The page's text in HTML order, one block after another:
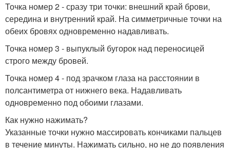
Точка номер 2 - сразу три точки: внешний край брови,
середина и внутренний край. На симметричные точки на
обеих бровях одновременно надавливать.
Точка номер 3 - выпуклый бугорок над переносицей
строго между бровей.
Точка номер 4 - под зрачком глаза на расстоянии в
полсантиметра от нижнего века. Надавливать
одновременно под обоими глазами.
Как нужно нажимать?
Указанные точки нужно массировать кончиками пальцев
в течение минуты. Нажимать сильно, но не до появления